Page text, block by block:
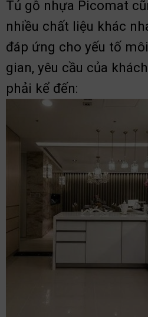
Tủ gỗ nhựa Picomat
nhiều chất liệu khác
đáp ứng cho yếu tố
gian, yêu cầu của
phải kể đến: